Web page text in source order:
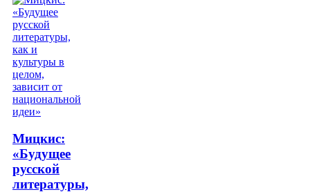
Мицкис:
«Будущее
русской
литературы,